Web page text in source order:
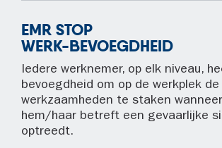
EMR STOP
WERK-BEVOEGDHEID
Iedere werknemer, op elk niveau,
bevoegdheid om op de werkplek de
werkzaamheden te staken
hem/haar betreft een gevaarlijke
optreedt.